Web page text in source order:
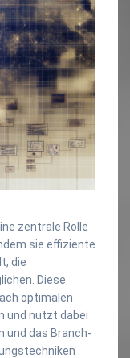
zentrale Rolle
sie effiziente
die
Diese
optimalen
und nutzt dabei
und das Branch-